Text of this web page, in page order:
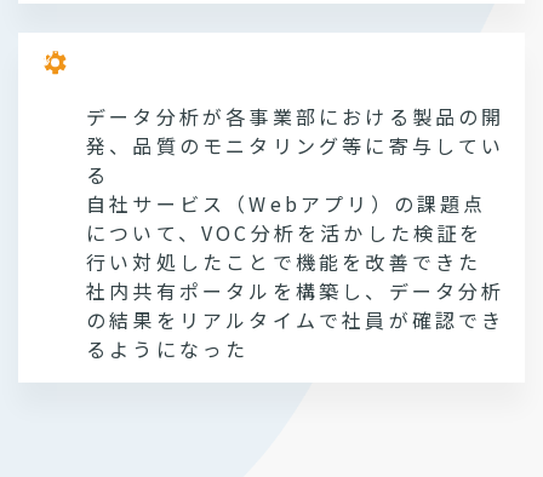
データ分析が各事業部における製品の開
発、品質のモニタリング等に寄与してい
る
自社サービス（Webアプリ）の課題点
について、VOC分析を活かした検証を
行い対処したことで機能を改善できた
社内共有ポータルを構築し、データ分析
の結果をリアルタイムで社員が確認でき
るようになった